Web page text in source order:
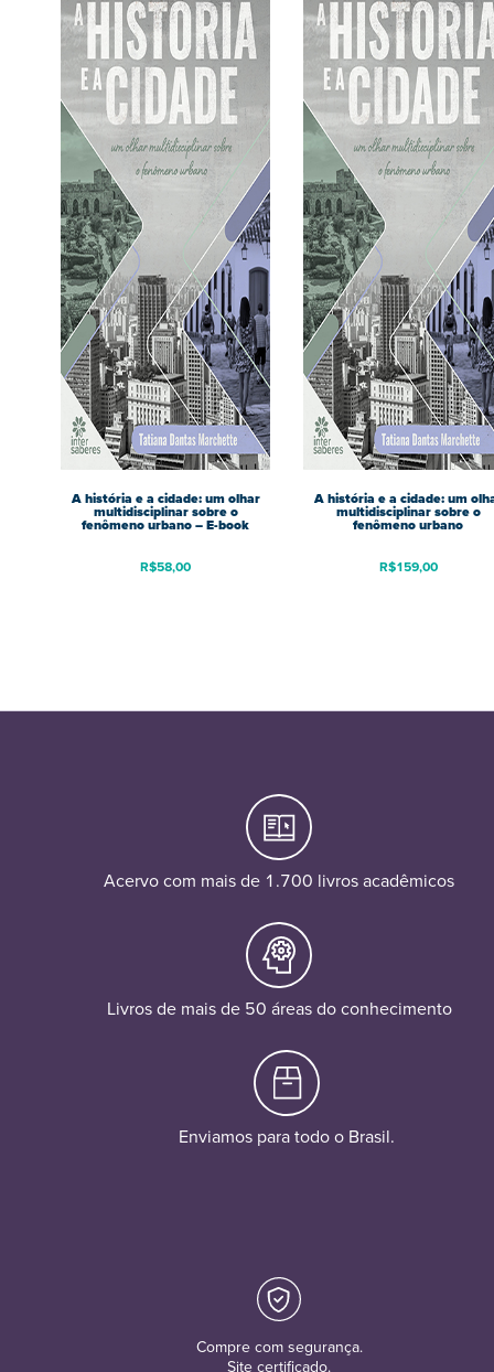
A história e a cidade: um olhar
multidisciplinar sobre o
fenômeno urbano – E-book
R$58,00
A história e a cidade: um
multidisciplinar sobre o
fenômeno urbano
R$159,00
Acervo com mais de 1.700 livros acadêmicos
Livros de mais de 50 áreas do conhecimento
Enviamos para todo o Brasil.
Compre com segurança.
Site certificado.